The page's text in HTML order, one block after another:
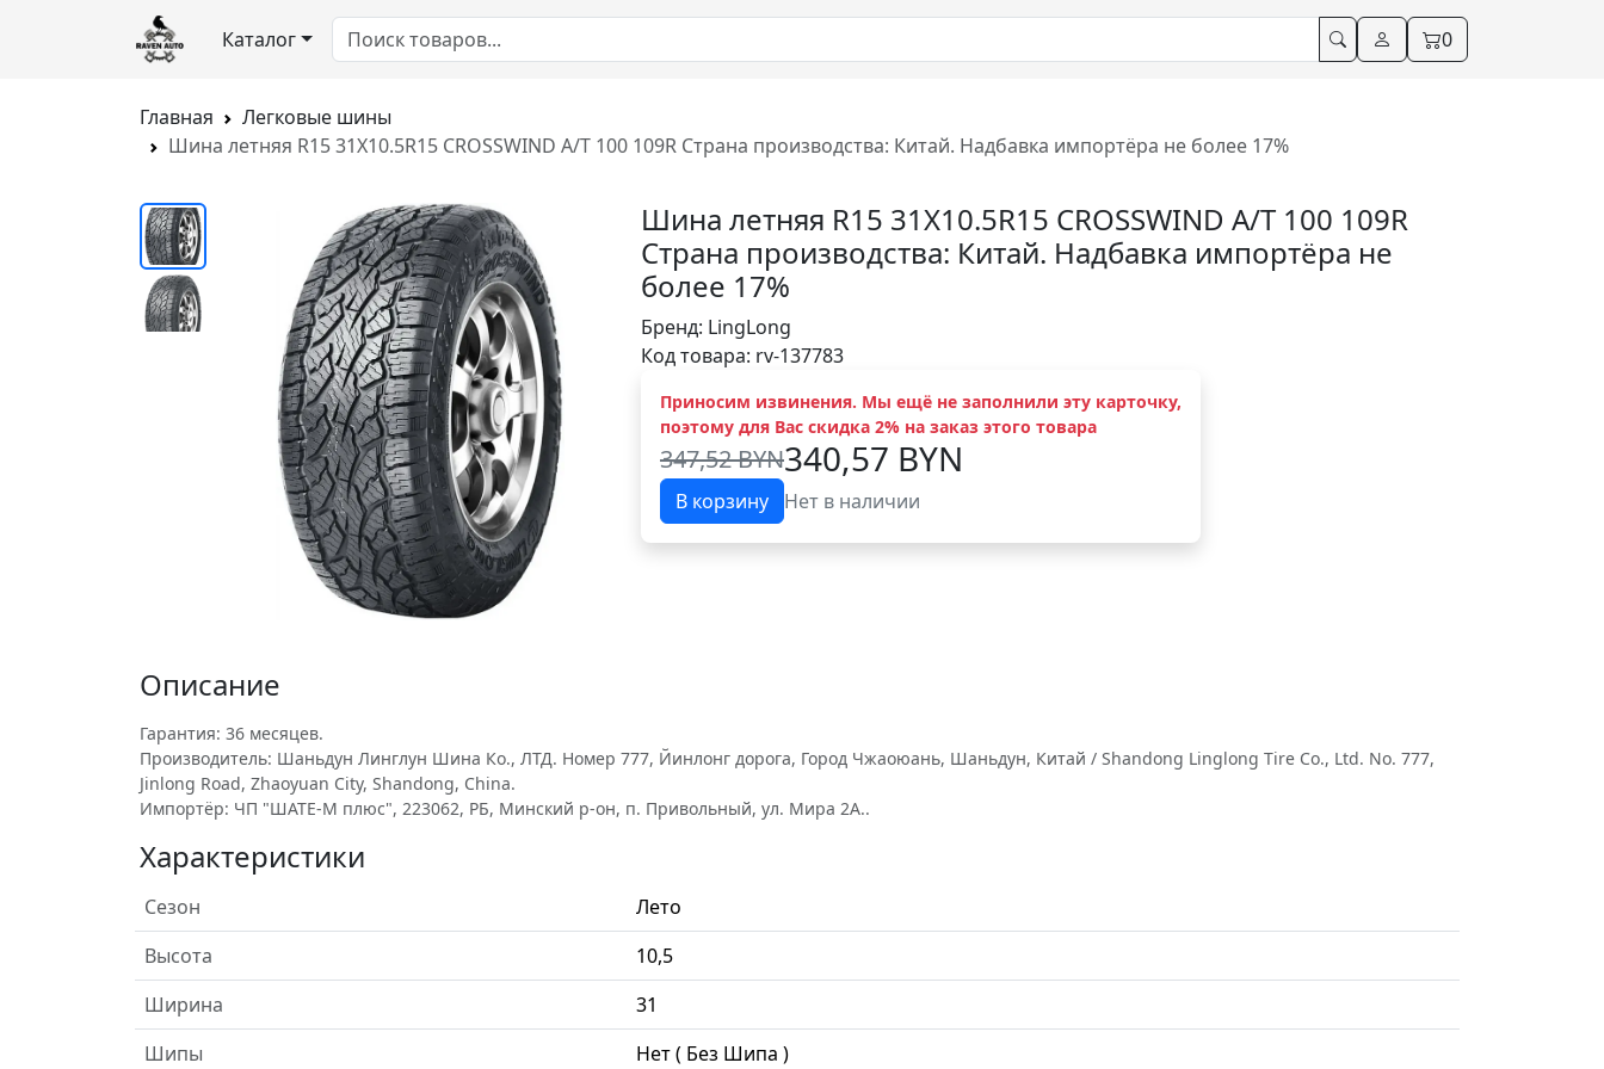
Каталог 0
Главная
Легковые шины
Шина летняя R15 31X10.5R15 CROSSWIND A/T 100 109R Страна производства: Китай. Надбавка импортёра не более 17%
Шина летняя R15 31X10.5R15 CROSSWIND A/T 100 109R
Страна производства: Китай. Надбавка импортёра не
более 17%
Бренд: LingLong
Код товара: rv-137783
Приносим извинения. Мы ещё не заполнили эту карточку,
поэтому для Вас скидка 2% на заказ этого товара
347,52 BYN340,57 BYN
В корзину Нет в наличии
Описание
Гарантия: 36 месяцев.
Производитель: Шаньдун Линглун Шина Ко., ЛТД. Номер 777, Йинлонг дорога, Город Чжаоюань, Шаньдун, Китай / Shandong Linglong Tire Co., Ltd. No. 777,
Jinlong Road, Zhaoyuan City, Shandong, China.
Импортёр: ЧП "ШАТЕ-М плюс", 223062, РБ, Минский р-он, п. Привольный, ул. Мира 2А..
Характеристики
Сезон
Лето
Высота
10,5
Ширина
31
Шипы
Нет ( Без Шипа )